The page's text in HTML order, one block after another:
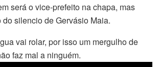
será o vice-prefeito na chapa, mas
silencio de Gervásio Maia.
vai rolar, por isso um mergulho de
faz mal a ninguém.